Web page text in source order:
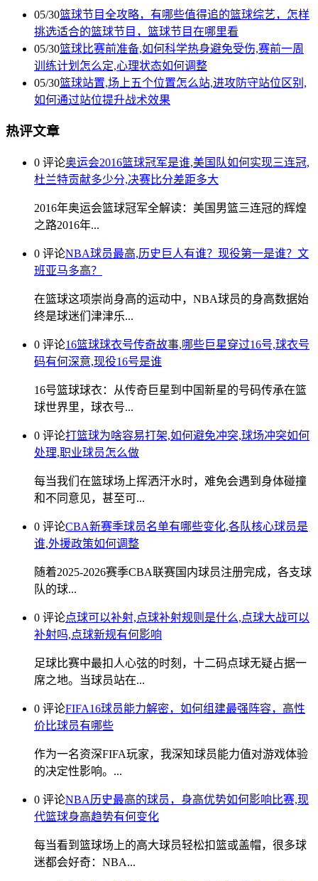
05/30篮球节目全攻略，有哪些值得追的篮球综艺，怎样
挑选适合的篮球节目，篮球节目在哪里看
05/30篮球比赛前准备,如何科学热身避免受伤,赛前一周
训练计划怎么定,心理状态如何调整
05/30篮球站置,场上五个位置怎么站,进攻防守站位区别,
如何通过站位提升战术效果
热评文章
0 评论奥运会2016篮球冠军是谁,美国队如何实现三连冠,
杜兰特贡献多少分,决赛比分差距多大
2016年奥运会篮球冠军全解读：美国男篮三连冠的辉煌
之路2016年...
0 评论NBA球员最高,历史巨人有谁？现役第一是谁？文
班亚马多高？
在篮球这项崇尚身高的运动中，NBA球员的身高数据始
终是球迷们津津乐...
0 评论16篮球球衣号传奇故事,哪些巨星穿过16号,球衣号
码有何深意,现役16号是谁
16号篮球球衣：从传奇巨星到中国新星的号码传承在篮
球世界里，球衣号...
0 评论打篮球为啥容易打架,如何避免冲突,球场冲突如何
处理,职业球员怎么做
每当我们在篮球场上挥洒汗水时，难免会遇到身体碰撞
和不同意见，甚至可...
0 评论CBA新赛季球员名单有哪些变化,各队核心球员是
谁,外援政策如何调整
随着2025-2026赛季CBA联赛国内球员注册完成，各支球
队的球...
0 评论点球可以补射,点球补射规则是什么,点球大战可以
补射吗,点球新规有何影响
足球比赛中最扣人心弦的时刻，十二码点球无疑占据一
席之地。当球员站在...
0 评论FIFA16球员能力解密，如何组建最强阵容，高性
价比球员有哪些
作为一名资深FIFA玩家，我深知球员能力值对游戏体验
的决定性影响。...
0 评论NBA历史最高的球员，身高优势如何影响比赛,现
代篮球身高趋势有何变化
每当看到篮球场上的高大球员轻松扣篮或盖帽，很多球
迷都会好奇：NBA...